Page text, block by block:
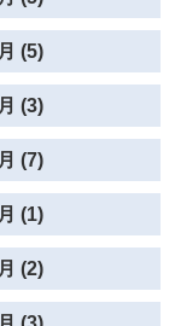
(5)
(3)
(7)
(1)
(2)